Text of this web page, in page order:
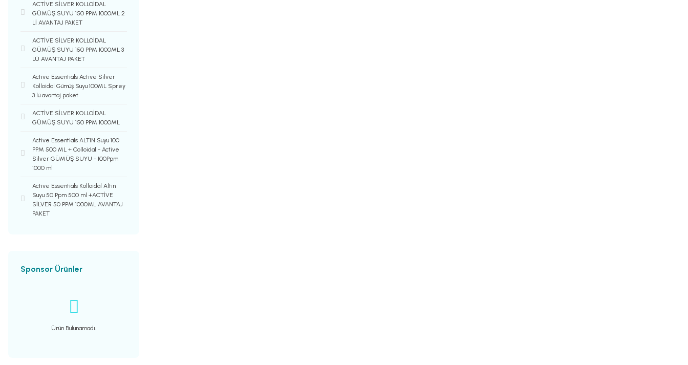
ACTİVE SİLVER KOLLOİDAL
GÜMÜŞ SUYU 150 PPM 1000ML 2
Lİ AVANTAJ PAKET
ACTİVE SİLVER KOLLOİDAL
GÜMÜŞ SUYU 150 PPM 1000ML 3
LÜ AVANTAJ PAKET
Active Essentials Active Silver
Kolloidal Gümüş Suyu 100ML Sprey
3 lü avantaj paket
ACTİVE SİLVER KOLLOİDAL
GÜMÜŞ SUYU 150 PPM 1000ML
Active Essentials ALTIN Suyu 100
PPM 500 ML + Colloidal - Active
Silver GÜMÜŞ SUYU - 100Ppm
1000 ml
Active Essentials Kolloidal Altın
Suyu 50 Ppm 500 ml +ACTİVE
SİLVER 50 PPM 1000ML AVANTAJ
PAKET
Sponsor Ürünler
Ürün Bulunamadı.